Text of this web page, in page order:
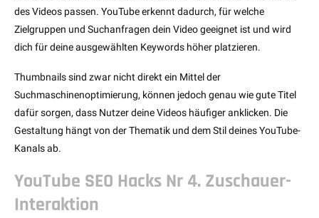
des Videos passen. YouTube erkennt dadurch, für welche
Zielgruppen und Suchanfragen dein Video geeignet ist und wird
dich für deine ausgewählten Keywords höher platzieren.
Thumbnails sind zwar nicht direkt ein Mittel der
Suchmaschinenoptimierung, können jedoch genau wie gute Titel
dafür sorgen, dass Nutzer deine Videos häufiger anklicken. Die
Gestaltung hängt von der Thematik und dem Stil deines YouTube-
Kanals ab.
YouTube SEO Hacks Nr 4. Zuschauer-
Interaktion